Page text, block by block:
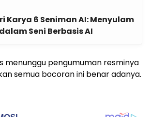
Karya 6 Seniman AI: Menyulam
Seni Berbasis AI
menunggu pengumuman resminya
semua bocoran ini benar adanya.